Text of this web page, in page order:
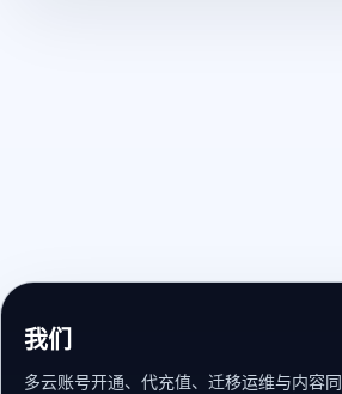
我们
多云账号开通、代充值、迁移运维与内容同